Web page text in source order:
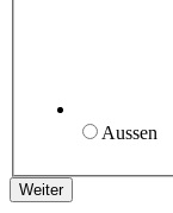
Aussen
Weiter